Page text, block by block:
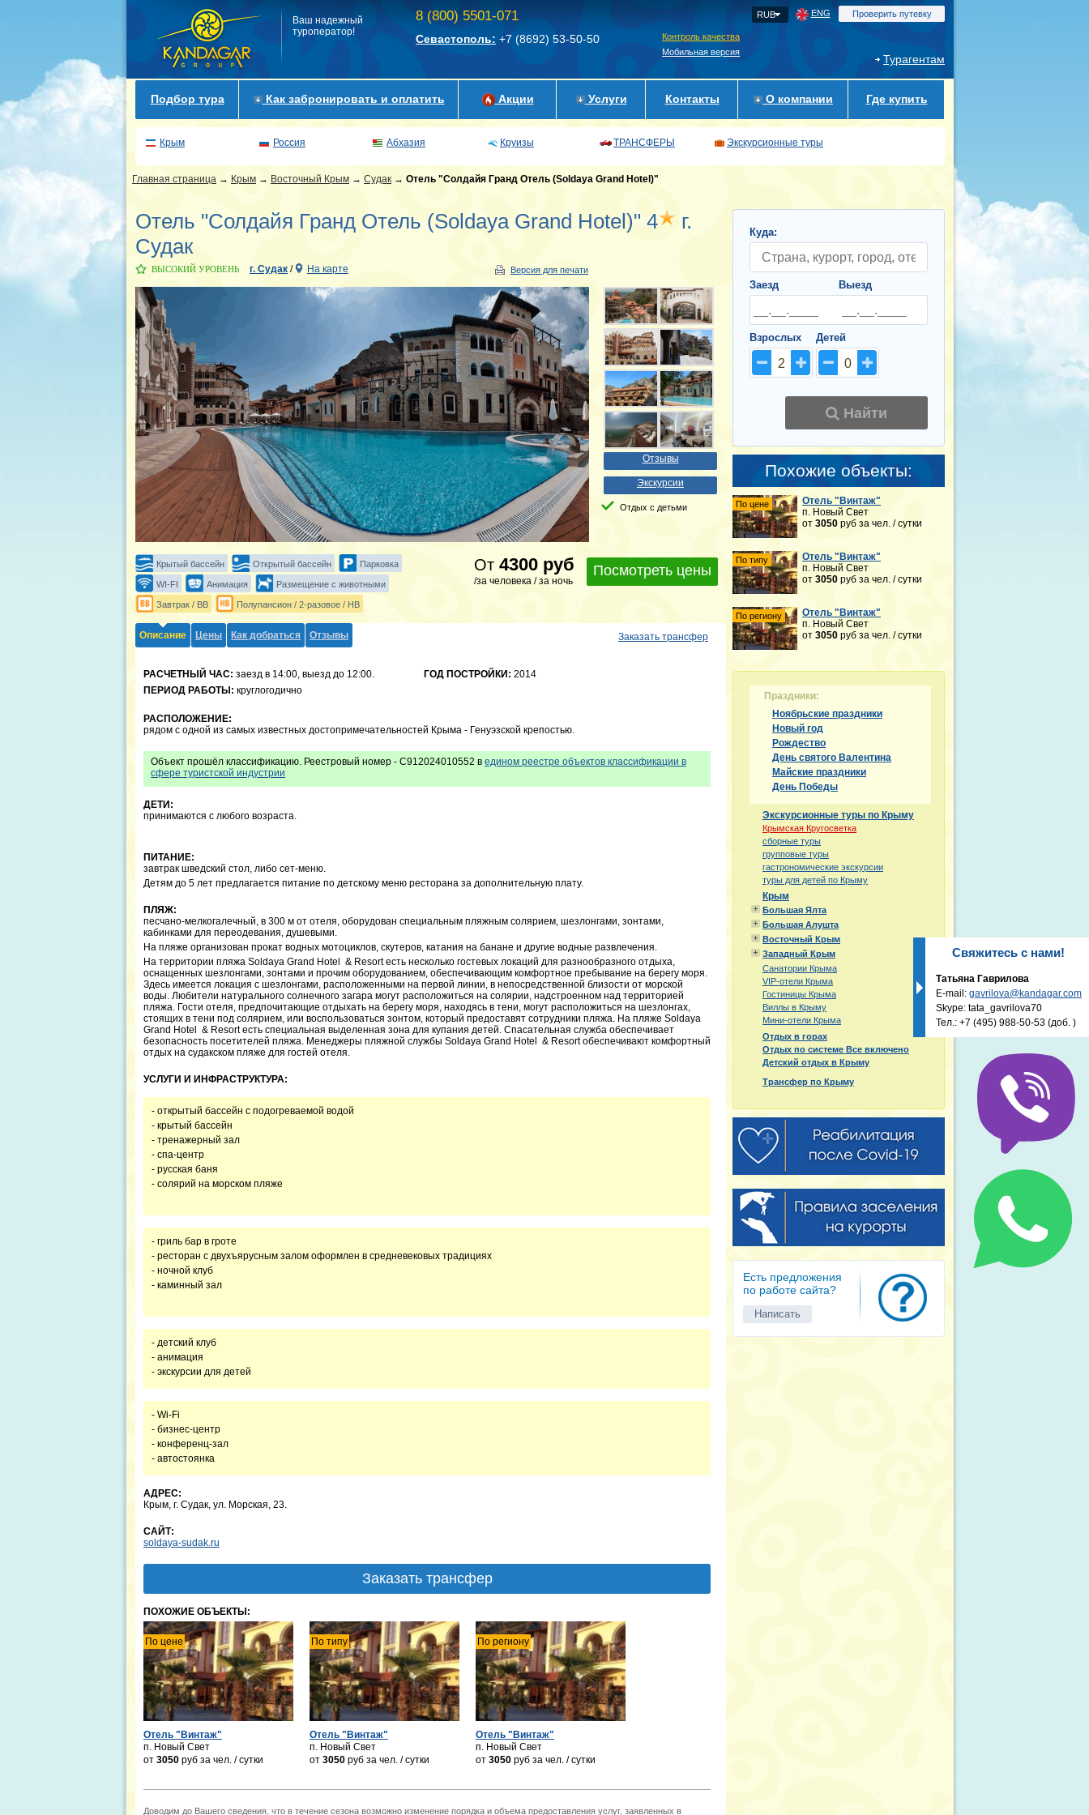
Ваш надежный
туроператор!
8 (800) 5501-071
Севастополь: +7 (8692) 53-50-50
Контроль качества
Мобильная версия
RUB ENG Проверить путевку
Турагентам
Подбор тура Как забронировать и оплатить Акции Услуги Контакты О компании Где купить
Крым Россия Абхазия Круизы ТРАНСФЕРЫ Экскурсионные туры
Главная страница → Крым → Восточный Крым → Судак → Отель "Солдайя Гранд Отель (Soldaya Grand Hotel)"
Отель "Солдайя Гранд Отель (Soldaya Grand Hotel)" 4
г.
Судак
ВЫСОКИЙ УРОВЕНЬ г. Судак / На карте Версия для печати
Отзывы
Экскурсии
Отдых с детьми
Крытый бассейн Открытый бассейн Парковка
WI-FI Анимация Размещение с животными
Завтрак / BB Полупансион / 2-разовое / HB
Посмотреть цены
От 4300 руб
/за человека / за ночь
Описание Цены Как добраться Отзывы Заказать трансфер
РАСЧЕТНЫЙ ЧАС: заезд в 14:00, выезд до 12:00. ГОД ПОСТРОЙКИ: 2014
ПЕРИОД РАБОТЫ: круглогодично
РАСПОЛОЖЕНИЕ:
рядом с одной из самых известных достопримечательностей Крыма - Генуэзской крепостью.
Объект прошёл классификацию. Реестровый номер - С912024010552 в едином реестре объектов классификации в
сфере туристской индустрии
ДЕТИ:
принимаются с любого возраста.
ПИТАНИЕ:
завтрак шведский стол, либо сет-меню.
Детям до 5 лет предлагается питание по детскому меню ресторана за дополнительную плату.
ПЛЯЖ:
песчано-мелкогалечный, в 300 м от отеля, оборудован специальным пляжным солярием, шезлонгами, зонтами,
кабинками для переодевания, душевыми.
На пляже организован прокат водных мотоциклов, скутеров, катания на банане и другие водные развлечения.
На территории пляжа Soldaya Grand Hotel & Resort есть несколько гостевых локаций для разнообразного отдыха,
оснащенных шезлонгами, зонтами и прочим оборудованием, обеспечивающим комфортное пребывание на берегу моря.
Здесь имеется локация с шезлонгами, расположенными на первой линии, в непосредственной близости от морской
воды. Любители натурального солнечного загара могут расположиться на солярии, надстроенном над территорией
пляжа. Гости отеля, предпочитающие отдыхать на берегу моря, находясь в тени, могут расположиться на шезлонгах,
стоящих в тени под солярием, или воспользоваться зонтом, который предоставят сотрудники пляжа. На пляже Soldaya
Grand Hotel & Resort есть специальная выделенная зона для купания детей. Спасательная служба обеспечивает
безопасность посетителей пляжа. Менеджеры пляжной службы Soldaya Grand Hotel & Resort обеспечивают комфортный
отдых на судакском пляже для гостей отеля.
УСЛУГИ И ИНФРАСТРУКТУРА:
- открытый бассейн с подогреваемой водой
- крытый бассейн
- тренажерный зал
- спа-центр
- русская баня
- солярий на морском пляже
- гриль бар в гроте
- ресторан с двухъярусным залом оформлен в средневековых традициях
- ночной клуб
- каминный зал
- детский клуб
- анимация
- экскурсии для детей
- Wi-Fi
- бизнес-центр
- конференц-зал
- автостоянка
АДРЕС:
Крым, г. Судак, ул. Морская, 23.
САЙТ:
soldaya-sudak.ru
Заказать трансфер
ПОХОЖИЕ ОБЪЕКТЫ:
По цене
Отель "Винтаж"
п. Новый Свет
от 3050 руб за чел. / сутки
По типу
Отель "Винтаж"
п. Новый Свет
от 3050 руб за чел. / сутки
По региону
Отель "Винтаж"
п. Новый Свет
от 3050 руб за чел. / сутки
Доводим до Вашего сведения, что в течение сезона возможно изменение порядка и объема предоставления услуг, заявленных в
Свяжитесь с нами!
Татьяна Гаврилова
E-mail: gavrilova@kandagar.com
Skype: tata_gavrilova70
Тел.: +7 (495) 988-50-53 (доб. )
Куда:
Заезд Выезд
Взрослых
2
Детей
0
Найти
Похожие объекты:
По цене
Отель "Винтаж"
п. Новый Свет
от 3050 руб за чел. / сутки
По типу
Отель "Винтаж"
п. Новый Свет
от 3050 руб за чел. / сутки
По региону
Отель "Винтаж"
п. Новый Свет
от 3050 руб за чел. / сутки
Праздники:
Ноябрьские праздники
Новый год
Рождество
День святого Валентина
Майские праздники
День Победы
Экскурсионные туры по Крыму
Крымская Кругосветка
сборные туры
групповые туры
гастрономические экскурсии
туры для детей по Крыму
Крым
Большая Ялта
Большая Алушта
Восточный Крым
Западный Крым
Санатории Крыма
VIP-отели Крыма
Гостиницы Крыма
Виллы в Крыму
Мини-отели Крыма
Отдых в горах
Отдых по системе Все включено
Детский отдых в Крыму
Трансфер по Крыму
Есть предложения
по работе сайта?
Написать